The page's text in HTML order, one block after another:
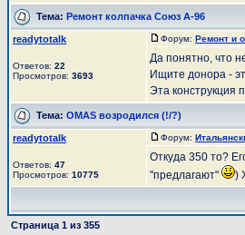
Тема: Ремонт колпачка Союз А-96
readytotalk
Ответов: 22
Просмотров: 3693
Форум: Ремонт и
Да понятно, что
Ищите донора -
Эта конструкция
Тема: OMAS возродился (!/?)
readytotalk
Ответов: 47
Просмотров: 10775
Форум:
Откуда 350 то?
"предлагают"
)
Страница 1 из 355